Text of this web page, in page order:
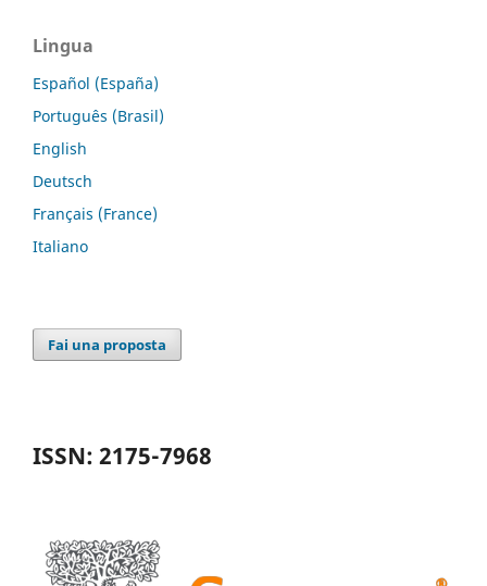
Lingua
Español (España)
Português (Brasil)
English
Deutsch
Français (France)
Italiano
Fai una proposta
ISSN: 2175-7968